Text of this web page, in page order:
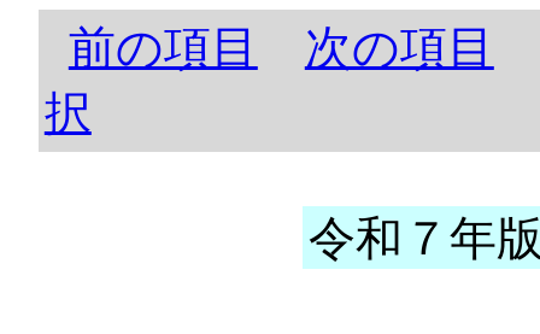
前の項目
次の項目
択
令和７年